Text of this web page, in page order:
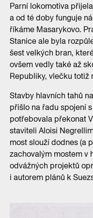
Parní lokomotiva
a od té doby funguje
říkáme Masarykovo.
Stanice ale byla
šest velkých bran,
ovšem vedly také až
Republiky, vlečku totiž
Stavby hlavních tahů
přišlo na řadu spojení
potřebovala překonat
staviteli Aloisi
most slouží dodnes (a
zachovalým mostem v
odvážných projektů
i autorem plánů k